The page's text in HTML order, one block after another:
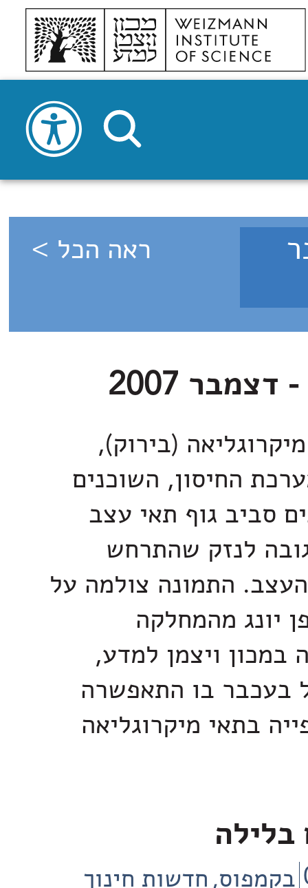
ראה הכל >
(בירוק),
החיסון, השוכנים
סביב גוף תאי עצב
לנזק שהתרחש
התמונה צולמה על
יונג מהמחלקה
במכון ויצמן למדע,
בעכבר בו התאפשרה
בתאי מיקרוגליאה
בלילה
בקמפוס חדשות חינוך